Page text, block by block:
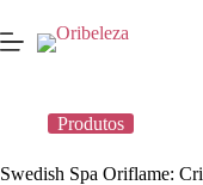
para
o
Produtos
Swedish Spa Oriflame: